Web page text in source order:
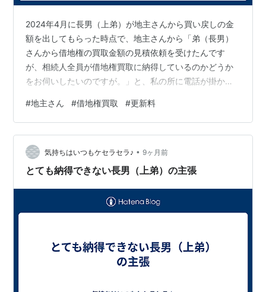
2024年4月に長男（上弟）が地主さんから買い戻しの金
額を出してもらった時点で、地主さんから「弟（長男）
さんから借地権の買取金額の見積依頼を受けたんです
が、相続人全員が借地権買取に納得しているのかどうか
をお伺いしたいのですが。」と、私の所に電話が掛かっ
ことには納得しています。また、私たち姉弟は出来れ
ば、地主さんに買い取って欲しいと思っています。」と
返事をしました。地主さんは、「借地権をこちらが買い
取るのであれば、手続きが完了するまでは更新料（20年
分）の支払いについては保留しておきますね。」と言っ
#地主さん #借地権買取 #更新料
気持ちはいつもケセラセラ♪ • 9ヶ月前
とても納得できない長男（上弟）の主張